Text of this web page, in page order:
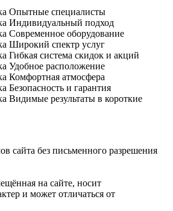
Опытные специалисты
Индивидуальный подход
Современное оборудование
Широкий спектр услуг
Гибкая система скидок и акций
Удобное расположение
Комфортная атмосфера
Безопасность и гарантия
Видимые результаты в короткие
сайта без письменного разрешения
на сайте, носит
и может отличаться от